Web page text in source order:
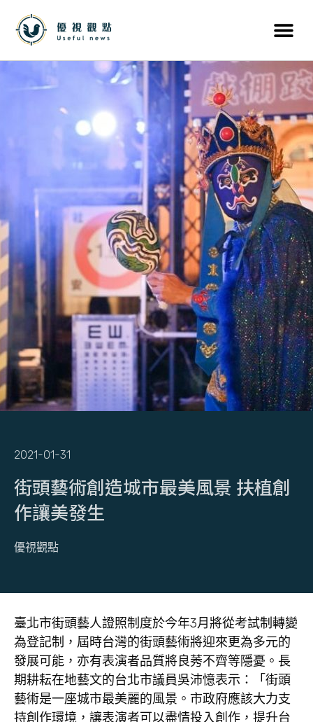
2021-01-31
街頭藝術創造城市最美風景 扶植創
作讓美發生​
優視觀點
臺北市街頭藝人證照制度於今年3月將從考試制轉變
為登記制，屆時台灣的街頭藝術將迎來更為多元的
發展可能，亦有表演者品質將良莠不齊等隱憂。長
期耕耘在地藝文的台北市議員吳沛憶表示：「街頭
藝術是一座城市最美麗的風景。市政府應該大力支
持創作環境，讓表演者可以盡情投入創作，提升台